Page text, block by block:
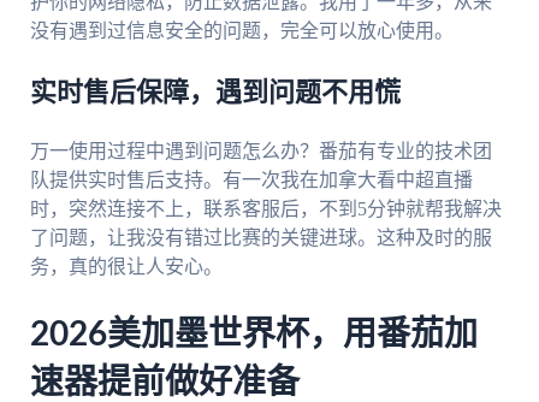
没有遇到过信息安全的问题，完全可以放心使用。
实时售后保障，遇到问题不用慌
万一使用过程中遇到问题怎么办？番茄有专业的技术团
队提供实时售后支持。有一次我在加拿大看中超直播
时，突然连接不上，联系客服后，不到5分钟就帮我解决
了问题，让我没有错过比赛的关键进球。这种及时的服
务，真的很让人安心。
2026美加墨世界杯，用番茄加
速器提前做好准备